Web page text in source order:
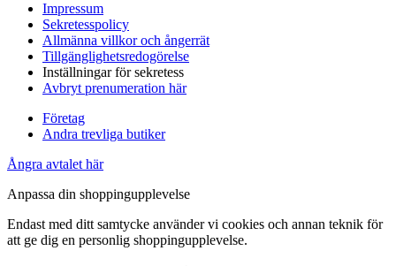
Impressum
Sekretesspolicy
Allmänna villkor och ångerrät
Tillgänglighetsredogörelse
Inställningar för sekretess
Avbryt prenumeration här
Företag
Andra trevliga butiker
Ångra avtalet här
Anpassa din shoppingupplevelse
Endast med ditt samtycke använder vi cookies och annan teknik för
att ge dig en personlig shoppingupplevelse.